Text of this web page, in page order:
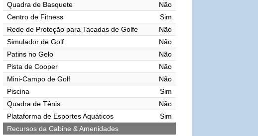
Quadra de Basquete
Não
Centro de Fitness
Sim
Rede de Proteção para Tacadas de Golfe
Não
Simulador de Golf
Não
Patins no Gelo
Não
Pista de Cooper
Não
Mini-Campo de Golf
Não
Piscina
Sim
Quadra de Tênis
Não
Plataforma de Esportes Aquáticos
Sim
Recursos da Cabine & Amenidades